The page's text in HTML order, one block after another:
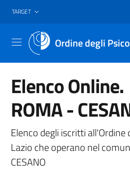
Vai al header
Vai al contenuto principale
Vai al footer
TARGET
Ordine degli
Menu
Elenco Online.
ROMA -
Elenco degli iscritti all'Ordine
Lazio che operano nel
CESANO